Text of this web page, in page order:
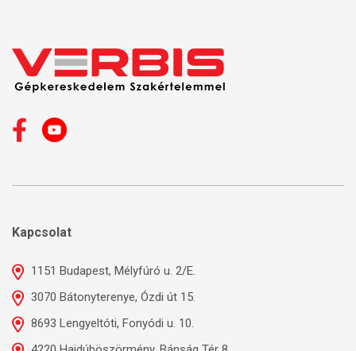
Kapcsolat
1151 Budapest, Mélyfúró u. 2/E.
3070 Bátonyterenye, Ózdi út 15.
8693 Lengyeltóti, Fonyódi u. 10.